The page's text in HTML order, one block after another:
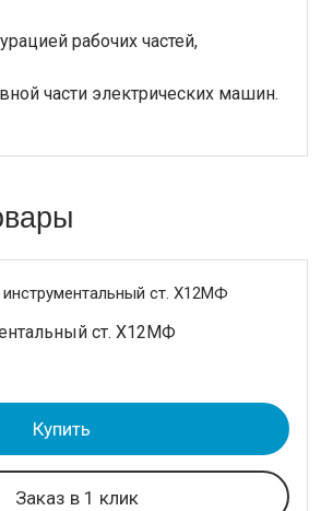
рабочих частей,
части электрических машин.
ст. Х12МФ
Купить
Заказ в 1 клик